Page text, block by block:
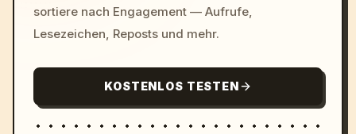
sortiere nach Engagement — Aufrufe,
Lesezeichen, Reposts und mehr.
KOSTENLOS TESTEN